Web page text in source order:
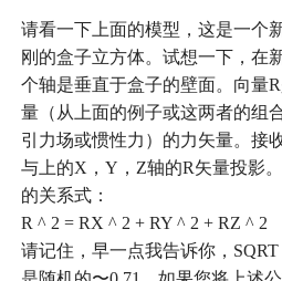
请看一下上面的模型，这是一个
刚的盒子立方体。试想一下，在
个轴是垂直于盒子的壁面。向量R
量（从上面的例子或这两者的组
引力场或惯性力）的力矢量。接
与上的X ，Y ， Z轴的R矢量投影
的关系式：
R ^ 2 = RX ^ 2 + RY ^ 2 + RZ ^ 2
请记住，早一点我告诉你， SQRT